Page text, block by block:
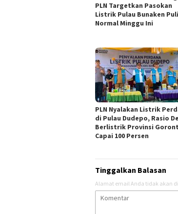
PLN Targetkan Pasokan
Listrik Pulau Bunaken
Normal Minggu Ini
PLN Nyalakan Listrik
di Pulau Dudepo, Rasio
Berlistrik Provinsi
Capai 100 Persen
Tinggalkan Balasan
Alamat email Anda tidak akan